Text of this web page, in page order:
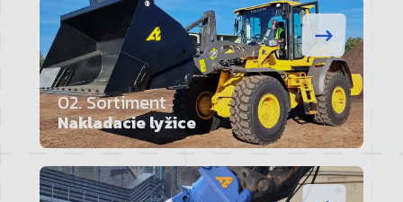
02. Sortiment
Nakladacie lyžice